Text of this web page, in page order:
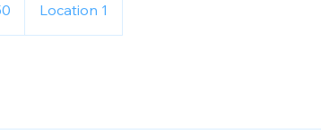
Location 1